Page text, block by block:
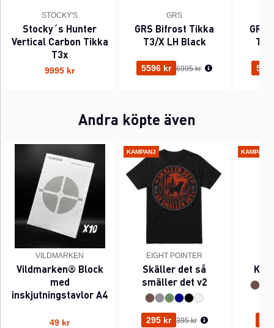
STOCKY'S
Stocky´s Hunter
Vertical Carbon Tikka
T3x
9995 kr
GRS
GRS Bifrost Tikka
T3/X LH Black
5596 kr Ordinarie pris:
6995 kr
T3/
Andra köpte även
VILDMARKEN
Vildmarken® Block
med
inskjutningstavlor A4
49 kr
KAMPANJ
EIGHT POINTER
Skäller det så
smäller det v2
295 kr Ordinarie pris:
395 kr
KAMPANJ